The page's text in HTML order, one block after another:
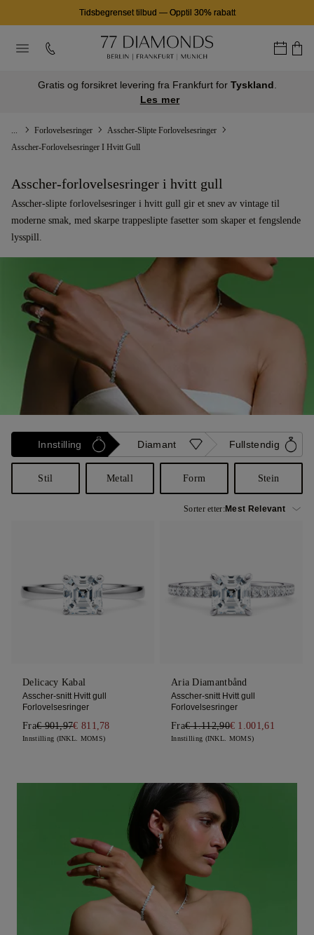
Tidsbegrenset tilbud — Opptil 30% rabatt
Gratis og forsikret levering fra Frankfurt for Tyskland
Les mer
Forlovelsesringer
Asscher-Slipte Forlovelsesringer
Asscher-Forlovelsesringer I Hvitt Gull
Asscher-forlovelsesringer i hvitt gull
Asscher-slipte forlovelsesringer i hvitt gull gir et snev av vintage til
moderne smak, med skarpe trappeslipte fasetter som skaper et fengslende
lysspill.
Innstilling Diamant Fullstendig
Stil Metall Form Stein
Sorter etter:
Delicacy Kabal
Asscher-snitt Hvitt gull
Forlovelsesringer
Fra€ 901,97€ 811,78
Innstilling (INKL. MOMS)
Aria Diamantbånd
Asscher-snitt Hvitt gull
Forlovelsesringer
Fra€ 1.112,90€ 1.001,61
Innstilling (INKL. MOMS)